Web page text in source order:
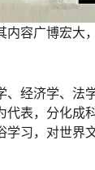
容广博宏
经济学、法
表，分化成
习，对世界